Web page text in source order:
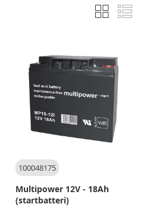
Visa
som
Rutnät
100048175
Multipower 12V - 18Ah
(startbatteri)